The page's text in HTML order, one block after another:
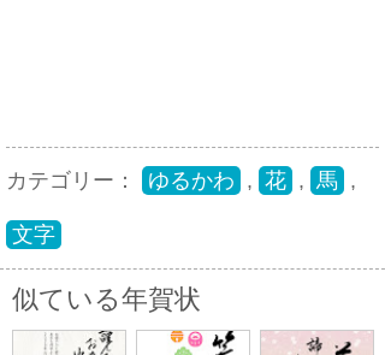
カテゴリー： ゆるかわ , 花 , 馬 ,
文字
似ている年賀状